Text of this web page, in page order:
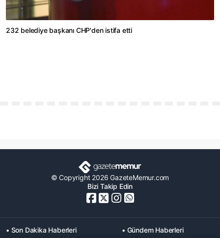
232 belediye başkanı CHP'den istifa etti
© Copyright 2026 GazeteMemur.com
Bizi Takip Edin
• Son Dakika Haberleri
• Gündem Haberleri